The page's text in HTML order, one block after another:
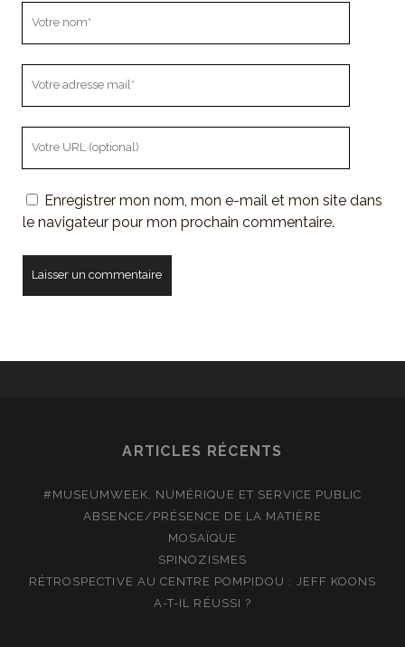
site Enregistrer mon nom, mon e-mail et mon site dans
le navigateur pour mon prochain commentaire.
ARTICLES RÉCENTS
#MUSEUMWEEK, NUMÉRIQUE ET SERVICE PUBLIC
ABSENCE/PRÉSENCE DE LA MATIÈRE
MOSAÏQUE
SPINOZISMES
RÉTROSPECTIVE AU CENTRE POMPIDOU : JEFF KOONS
A-T-IL RÉUSSI ?